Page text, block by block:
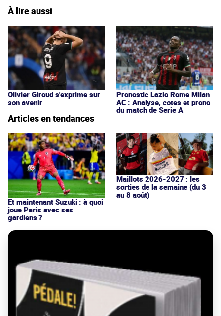
À lire aussi
Olivier Giroud s'exprime sur
son avenir
Pronostic Lazio Rome Milan
AC : Analyse, cotes et prono
du match de Serie A
Articles en tendances
Et maintenant Suzuki : à quoi
joue Paris avec ses
gardiens ?
Maillots 2026-2027 : les
sorties de la semaine (du 3
au 8 août)